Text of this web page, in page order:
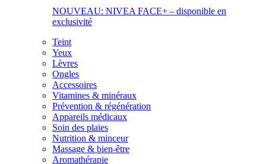
NOUVEAU: NIVEA FACE+ – disponible en
exclusivité
Teint
Yeux
Lèvres
Ongles
Accessoires
Vitamines & minéraux
Prévention & régénération
Appareils médicaux
Soin des plaies
Nutrition & minceur
Massage & bien-être
Aromathérapie